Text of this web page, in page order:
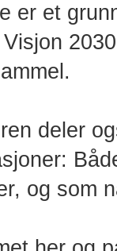
er et
Visjon
deler
og som